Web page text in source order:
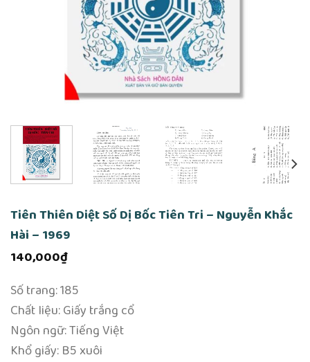
Tiên Thiên Diệt Số Dị Bốc Tiên Tri – Nguyễn Khắc
Hài – 1969
140,000₫
Số trang: 185
Chất liệu: Giấy trắng cổ
Ngôn ngữ: Tiếng Việt
Khổ giấy: B5 xuôi